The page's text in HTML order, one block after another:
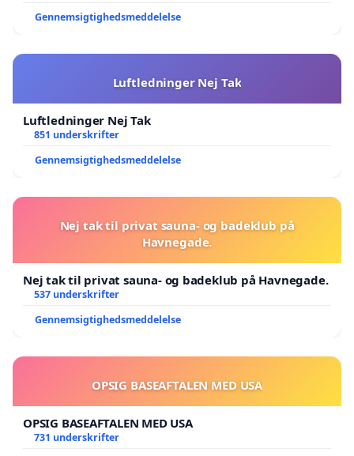
Gennemsigtighedsmeddelelse
Luftledninger Nej Tak
Luftledninger Nej Tak
851 underskrifter
Gennemsigtighedsmeddelelse
Nej tak til privat sauna- og badeklub på
Havnegade.
Nej tak til privat sauna- og badeklub på Havnegade.
537 underskrifter
Gennemsigtighedsmeddelelse
OPSIG BASEAFTALEN MED USA
OPSIG BASEAFTALEN MED USA
731 underskrifter